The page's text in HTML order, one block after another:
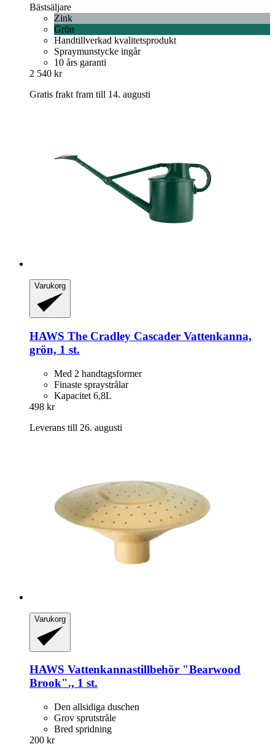
Bästsäljare
Zink
Grön
Handtillverkad kvalitetsprodukt
Spraymunstycke ingår
10 års garanti
2 540 kr
Gratis frakt fram till 14. augusti
Varukorg
HAWS The Cradley Cascader Vattenkanna,
grön, 1 st.
Med 2 handtagsformer
Finaste spraystrålar
Kapacitet 6,8L
498 kr
Leverans till 26. augusti
Varukorg
HAWS Vattenkannastillbehör "Bearwood
Brook"., 1 st.
Den allsidiga duschen
Grov sprutstråle
Bred spridning
200 kr